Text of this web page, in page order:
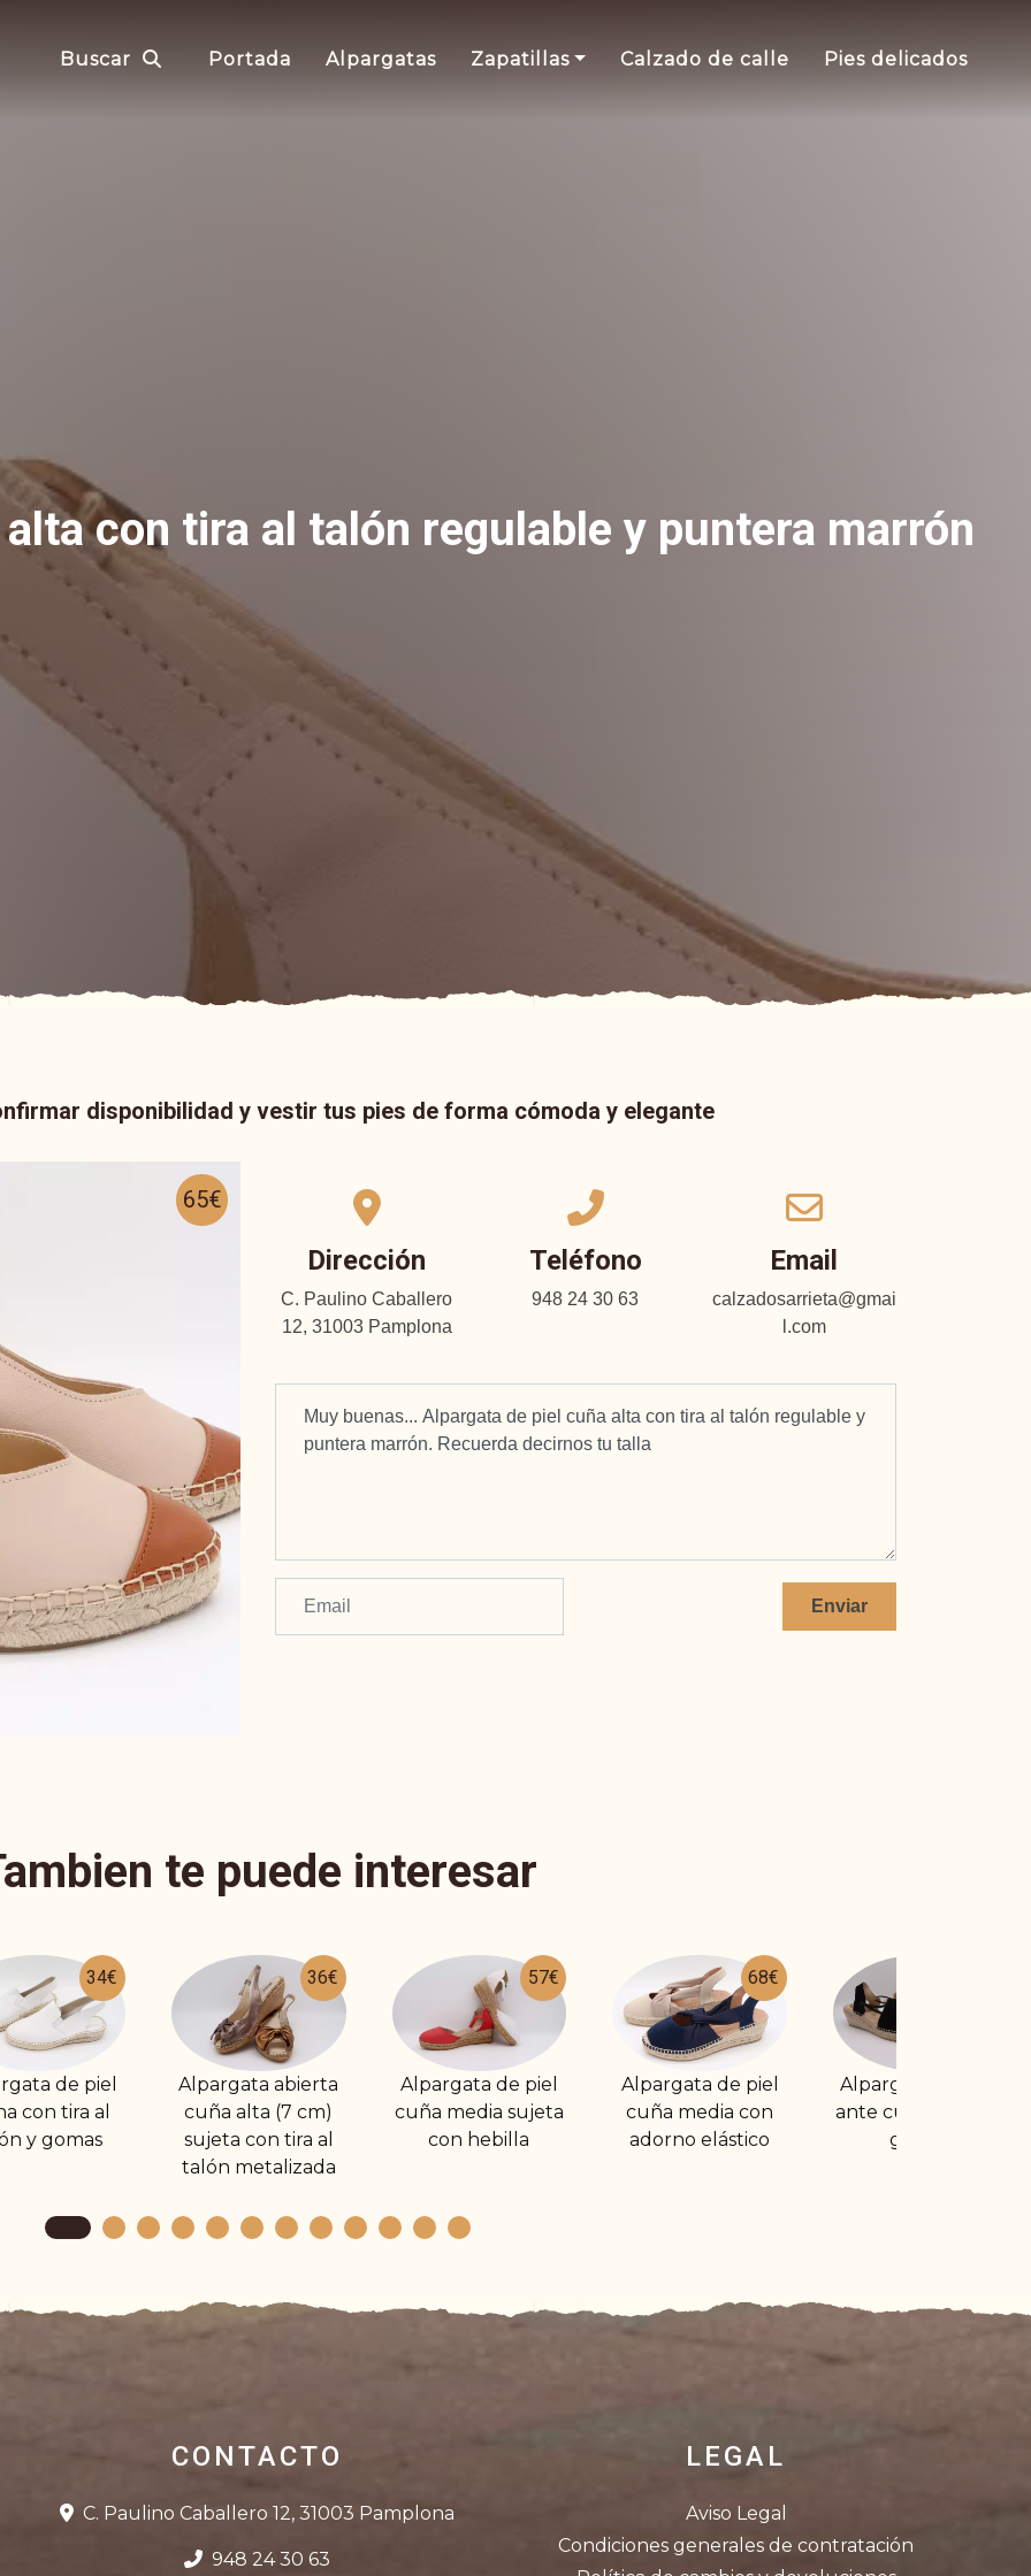
Buscar Portada Alpargatas Zapatillas Calzado de calle Pies delicados
con tira al talón regulable y puntera marrón
disponibilidad y vestir tus pies de forma cómoda y elegante
65€
Dirección
C. Paulino Caballero
12, 31003 Pamplona
Teléfono
948 24 30 63
Email
calzadosarrieta@gmai
l.com
Enviar
te puede interesar
36€
abierta
alta (7 cm)
con tira al
57€
Alpargata de piel
cuña media sujeta
con hebilla
68€
Alpargata de piel
cuña media con
adorno elástico
51€
Alpargata abierta
ante cuña media y
gomas
Alpargata abierta
de lona con cuña
alta (9cm) sujeta
CONTACTO
C. Paulino Caballero 12, 31003 Pamplona
948 24 30 63
LEGAL
Aviso Legal
Condiciones generales de contratación